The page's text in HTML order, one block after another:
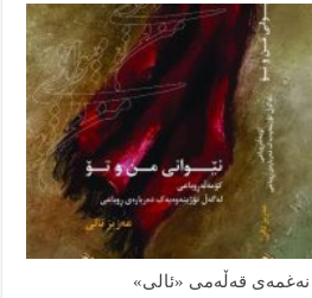
قەڵەمی «ئالی»